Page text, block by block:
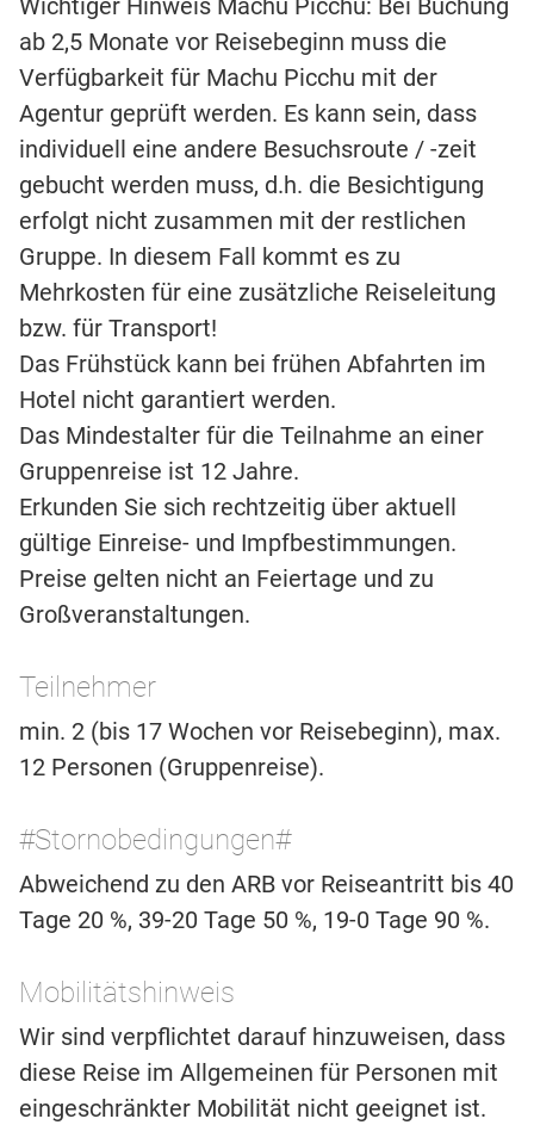
Wichtiger Hinweis Machu Picchu: Bei Buchung
ab 2,5 Monate vor Reisebeginn muss die
Verfügbarkeit für Machu Picchu mit der
Agentur geprüft werden. Es kann sein, dass
individuell eine andere Besuchsroute / -zeit
gebucht werden muss, d.h. die Besichtigung
erfolgt nicht zusammen mit der restlichen
Gruppe. In diesem Fall kommt es zu
Mehrkosten für eine zusätzliche Reiseleitung
bzw. für Transport!
Das Frühstück kann bei frühen Abfahrten im
Hotel nicht garantiert werden.
Das Mindestalter für die Teilnahme an einer
Gruppenreise ist 12 Jahre.
Erkunden Sie sich rechtzeitig über aktuell
gültige Einreise- und Impfbestimmungen.
Preise gelten nicht an Feiertage und zu
Großveranstaltungen.
Teilnehmer
min. 2 (bis 17 Wochen vor Reisebeginn), max.
12 Personen (Gruppenreise).
#Stornobedingungen#
Abweichend zu den ARB vor Reiseantritt bis 40
Tage 20 %, 39-20 Tage 50 %, 19-0 Tage 90 %.
Mobilitätshinweis
Wir sind verpflichtet darauf hinzuweisen, dass
diese Reise im Allgemeinen für Personen mit
eingeschränkter Mobilität nicht geeignet ist.